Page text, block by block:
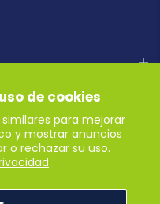
de cookies
para mejorar
y mostrar anuncios
o rechazar su uso.